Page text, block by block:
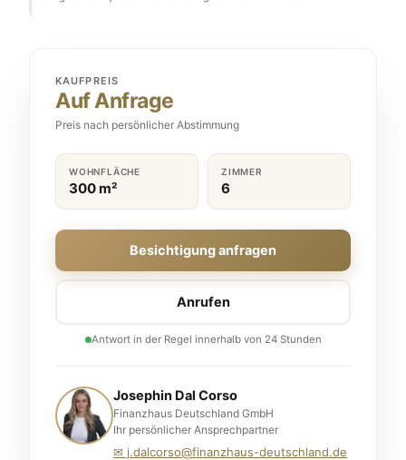
KAUFPREIS
Auf Anfrage
Preis nach persönlicher Abstimmung
WOHNFLÄCHE
300 m²
ZIMMER
6
Besichtigung anfragen
Anrufen
Antwort in der Regel innerhalb von 24 Stunden
Josephin Dal Corso
Finanzhaus Deutschland GmbH
Ihr persönlicher Ansprechpartner
✉ j.dalcorso@finanzhaus-deutschland.de